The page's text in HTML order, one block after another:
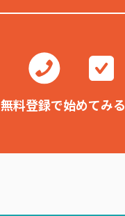
無料登録で始めてみる